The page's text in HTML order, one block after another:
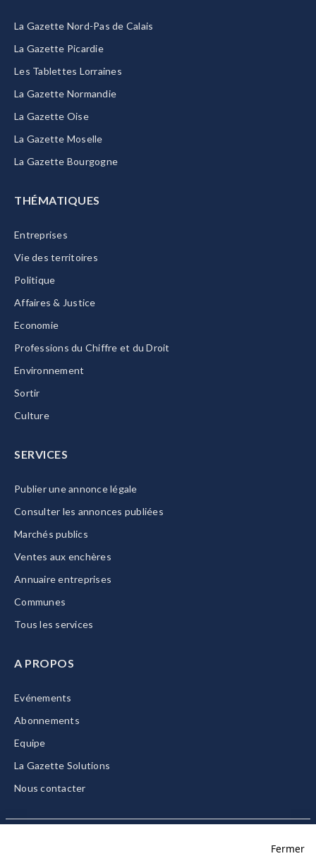
La Gazette Nord-Pas de Calais
La Gazette Picardie
Les Tablettes Lorraines
La Gazette Normandie
La Gazette Oise
La Gazette Moselle
La Gazette Bourgogne
THÉMATIQUES
Entreprises
Vie des territoires
Politique
Affaires & Justice
Economie
Professions du Chiffre et du Droit
Environnement
Sortir
Culture
SERVICES
Publier une annonce légale
Consulter les annonces publiées
Marchés publics
Ventes aux enchères
Annuaire entreprises
Communes
Tous les services
A PROPOS
Evénements
Abonnements
Equipe
La Gazette Solutions
Nous contacter
Fermer